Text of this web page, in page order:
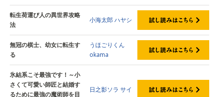
転生荷運び人の異世界攻略
法
小海太郎ハヤシ
無冠の棋士、幼女に転生す
る
うほごりくん
okama
氷結系こそ最強です！～小
さくて可愛い師匠と結婚す
るために最強の魔術師を目
日之影ソラ サイ